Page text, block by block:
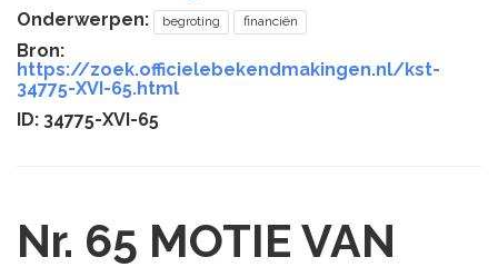
Onderwerpen:
begroting financiën
Bron:
https://zoek.officielebekendmakingen.nl/kst-
34775-XVI-65.html
ID: 34775-XVI-65
Nr. 65 MOTIE VAN